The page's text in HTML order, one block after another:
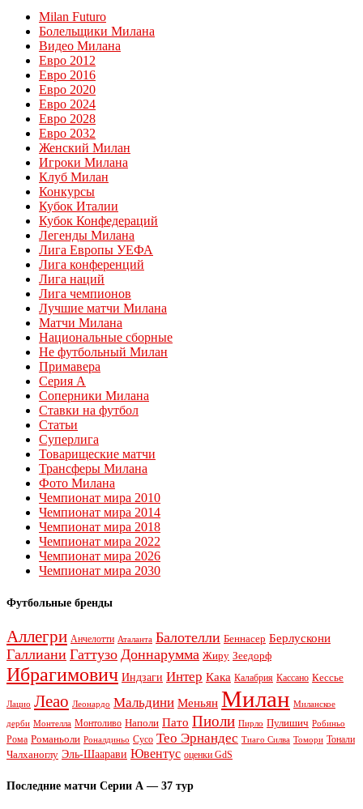
Milan Futuro
Болельщики Милана
Видео Милана
Евро 2012
Евро 2016
Евро 2020
Евро 2024
Евро 2028
Евро 2032
Женский Милан
Игроки Милана
Клуб Милан
Конкурсы
Кубок Италии
Кубок Конфедераций
Легенды Милана
Лига Европы УЕФА
Лига конференций
Лига наций
Лига чемпионов
Лучшие матчи Милана
Матчи Милана
Национальные сборные
Не футбольный Милан
Примавера
Серия А
Соперники Милана
Ставки на футбол
Статьи
Суперлига
Товарищеские матчи
Трансферы Милана
Фото Милана
Чемпионат мира 2010
Чемпионат мира 2014
Чемпионат мира 2018
Чемпионат мира 2022
Чемпионат мира 2026
Чемпионат мира 2030
Футбольные бренды
Аллегри Анчелотти Аталанта Балотелли Беннасер Берлускони
Галлиани Гаттузо Доннарумма Жиру Зеедорф
Ибрагимович Индзаги Интер Кака Калабрия Кассано Кессье
Лацио Леао Леонардо Мальдини Меньян Милан Миланское
дерби Монтелла Монтоливо Наполи Пато Пиоли Пирло Пулишич Робиньо
Рома Романьоли Роналдиньо Сусо Тео Эрнандес Тиаго Силва Томори Тонали
Чалханоглу Эль-Шаарави Ювентус оценки GdS
Последние матчи Серии А — 37 тур